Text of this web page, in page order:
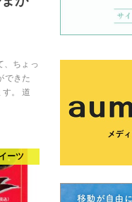
、ちょっ
できた
。 道
ーツ